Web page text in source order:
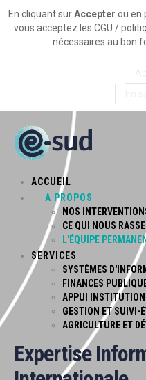
En cliquant surAccepter ou en
vous acceptez les CGU /
nécessaires au bon
ACCUEIL
A PROPOS
NOS
CE QUI NOUS
L'ÉQUIPE
SERVICES
SYSTÈMES
FINANCES
APPUI
GESTION ET SUIVI-
AGRICULTURE ET
Expertise